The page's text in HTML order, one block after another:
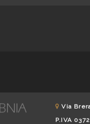
Via
P.IVA